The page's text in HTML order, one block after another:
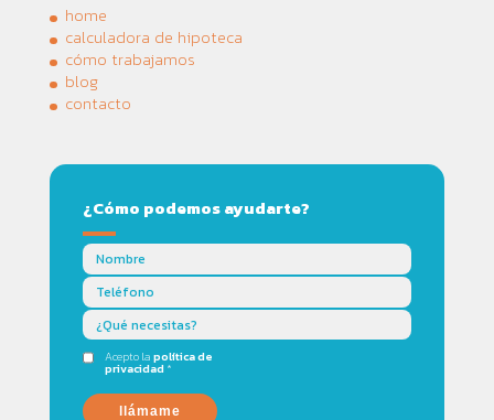
home
calculadora de hipoteca
cómo trabajamos
blog
contacto
¿Cómo podemos ayudarte?
Acepto lapolítica de
privacidad*
llámame